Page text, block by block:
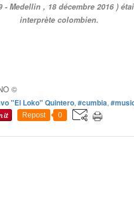
- Medellin , 18 décembre 2016 )
interprète colombien.
©
"El Loko" Quintero, #cumbia,
Repost 0